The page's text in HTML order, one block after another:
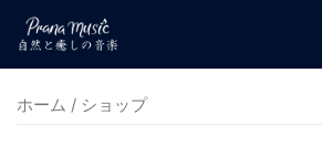
テ
ホーム / ショップ